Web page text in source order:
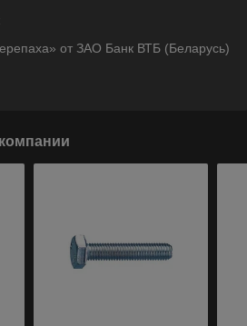
от ЗАО Банк ВТБ (Беларусь)